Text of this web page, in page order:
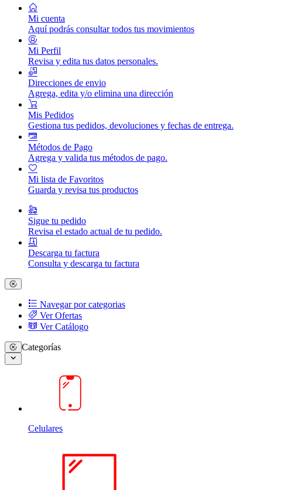
Mi cuenta
Aquí podrás consultar todos tus movimientos
Mi Perfil
Revisa y edita tus datos personales.
Direcciones de envio
Agrega, edita y/o elimina una dirección
Mis Pedidos
Gestiona tus pedidos, devoluciones y fechas de entrega.
Métodos de Pago
Agrega y valida tus métodos de pago.
Mi lista de Favoritos
Guarda y revisa tus productos
Sigue tu pedido
Revisa el estado actual de tu pedido.
Descarga tu factura
Consulta y descarga tu factura
Navegar por categorias
Ver Ofertas
Ver Catálogo
Categorías
Celulares